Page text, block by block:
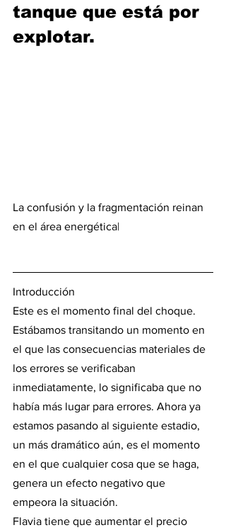
tanque que está por
explotar.
La confusión y la fragmentación reinan
en el área energética|
Introducción
Este es el momento final del choque.
Estábamos transitando un momento en
el que las consecuencias materiales de
los errores se verificaban
inmediatamente, lo significaba que no
había más lugar para errores. Ahora ya
estamos pasando al siguiente estadio,
un más dramático aún, es el momento
en el que cualquier cosa que se haga,
genera un efecto negativo que
empeora la situación.
Flavia tiene que aumentar el precio